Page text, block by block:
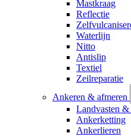
Mastkraag
Reflectie
Waterlijn
Nitto
Antislip
Textiel
Zeilreparatie
Ankeren & afmeren
Landvasten
Ankerketting
Ankerlieren